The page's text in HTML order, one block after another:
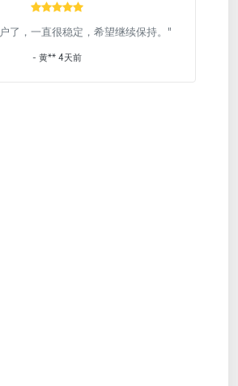
了，一直很稳定，希望继续保持。"
- 黄** 4天前